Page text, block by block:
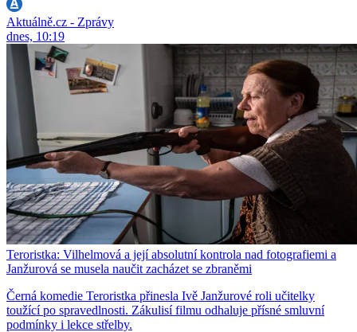
Aktuálně.cz - Zprávy
dnes, 10:19
Teroristka: Vilhelmová a její absolutní kontrola nad fotografiemi a
Janžurová se musela naučit zacházet se zbraněmi
Černá komedie Teroristka přinesla Ivě Janžurové roli učitelky
toužící po spravedlnosti. Zákulisí filmu odhaluje přísné smluvní
podmínky i lekce střelby.